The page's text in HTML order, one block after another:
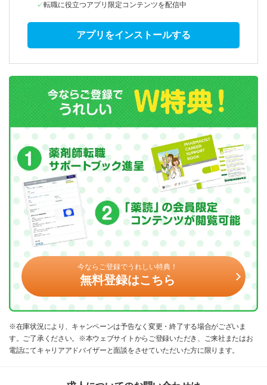
転職に役立つアプリ限定コンテンツを配信中
アプリをインストールする
今ならご登録でうれしい特典！
無料登録はこちら
※在庫状況により、キャンペーンは予告なく変更・終了する場合がございま
す。ご了承ください。※本ウェブサイトからご登録いただき、ご来社またはお
電話にてキャリアアドバイザーと面談をさせていただいた方に限ります。